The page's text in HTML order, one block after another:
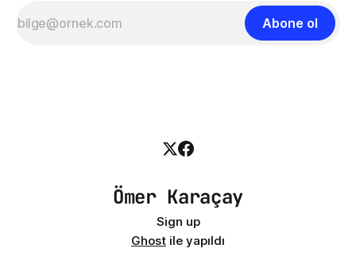
Abone ol
Ömer Karaçay
Sign up
Ghost ile yapıldı